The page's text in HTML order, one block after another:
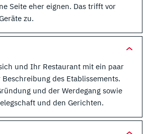
Seite eher eignen. Das trifft vor
zu.
und Ihr Restaurant mit ein paar
des Etablissements.
und der Werdegang sowie
und den Gerichten.